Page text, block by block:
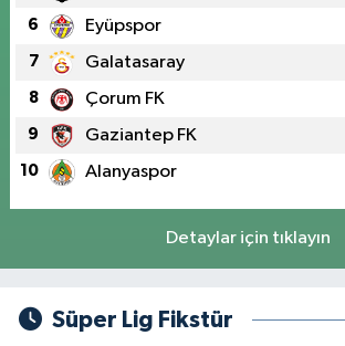
6 Eyüpspor
7 Galatasaray
8 Çorum FK
9 Gaziantep FK
10 Alanyaspor
Detaylar için tıklayın
Süper Lig Fikstür